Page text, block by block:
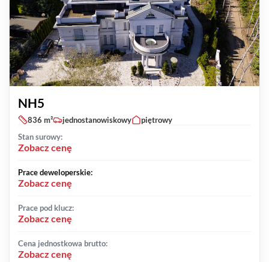
NH5
836 m² jednostanowiskowy
piętrowy
Stan surowy:
Zobacz cenę
Prace deweloperskie:
Zobacz cenę
Prace pod klucz:
Zobacz cenę
Cena jednostkowa brutto:
Zobacz cenę